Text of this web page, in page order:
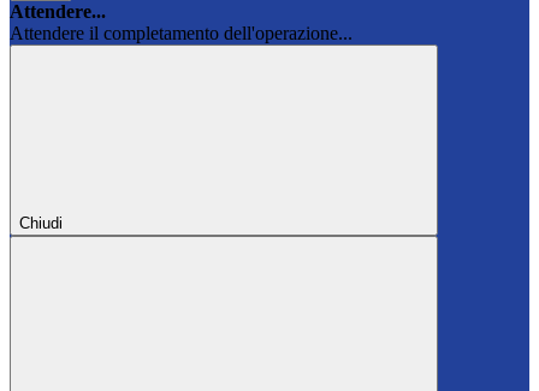
Attendere...
Attendere il completamento dell'operazione...
Chiudi